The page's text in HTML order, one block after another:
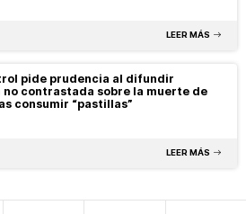
LEER MÁS
pide prudencia al difundir
contrastada sobre la muerte de
consumir “pastillas”
LEER MÁS